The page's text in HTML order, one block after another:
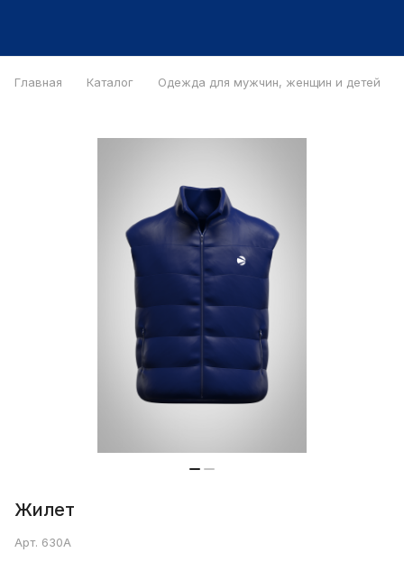
Главная Каталог Одежда для мужчин, женщин и детей
Жилет
Арт. 630А